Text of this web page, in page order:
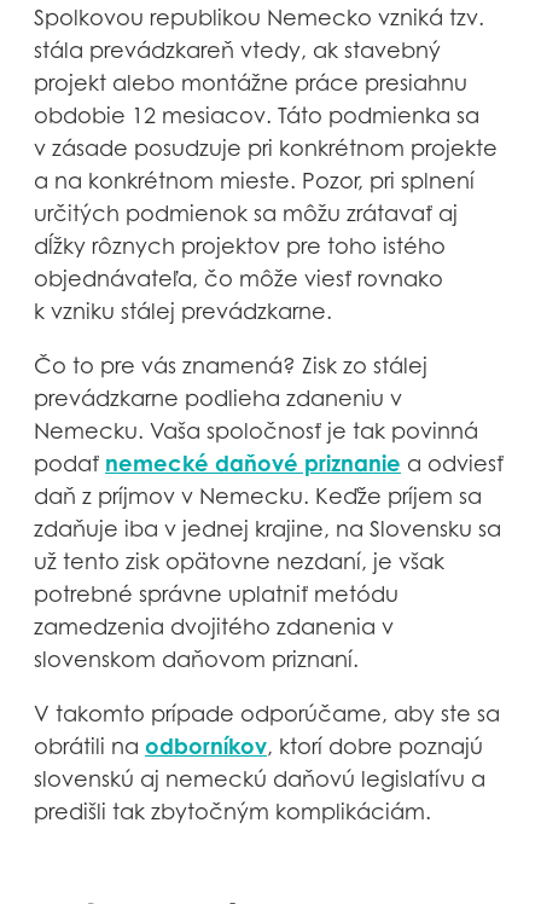
Spolkovou republikou Nemecko vzniká tzv.
stála prevádzkareň vtedy, ak stavebný
projekt alebo montážne práce presiahnu
obdobie 12 mesiacov. Táto podmienka sa
v zásade posudzuje pri konkrétnom projekte
a na konkrétnom mieste. Pozor, pri splnení
určitých podmienok sa môžu zrátavať aj
dĺžky rôznych projektov pre toho istého
objednávateľa, čo môže viesť rovnako
k vzniku stálej prevádzkarne.
Čo to pre vás znamená? Zisk zo stálej
prevádzkarne podlieha zdaneniu v
Nemecku. Vaša spoločnosť je tak povinná
podať nemecké daňové priznanie a odviesť
daň z príjmov v Nemecku. Keďže príjem sa
zdaňuje iba v jednej krajine, na Slovensku sa
už tento zisk opätovne nezdaní, je však
potrebné správne uplatniť metódu
zamedzenia dvojitého zdanenia v
slovenskom daňovom priznaní.
V takomto prípade odporúčame, aby ste sa
obrátili na odborníkov, ktorí dobre poznajú
slovenskú aj nemeckú daňovú legislatívu a
predišli tak zbytočným komplikáciám.